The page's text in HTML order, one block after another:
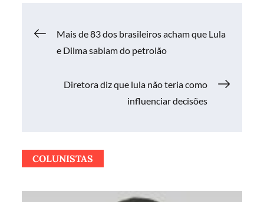
Navegação
Mais de 83 dos brasileiros acham que Lula
e Dilma sabiam do petrolão
Diretora diz que lula não teria como
influenciar decisões
COLUNISTAS